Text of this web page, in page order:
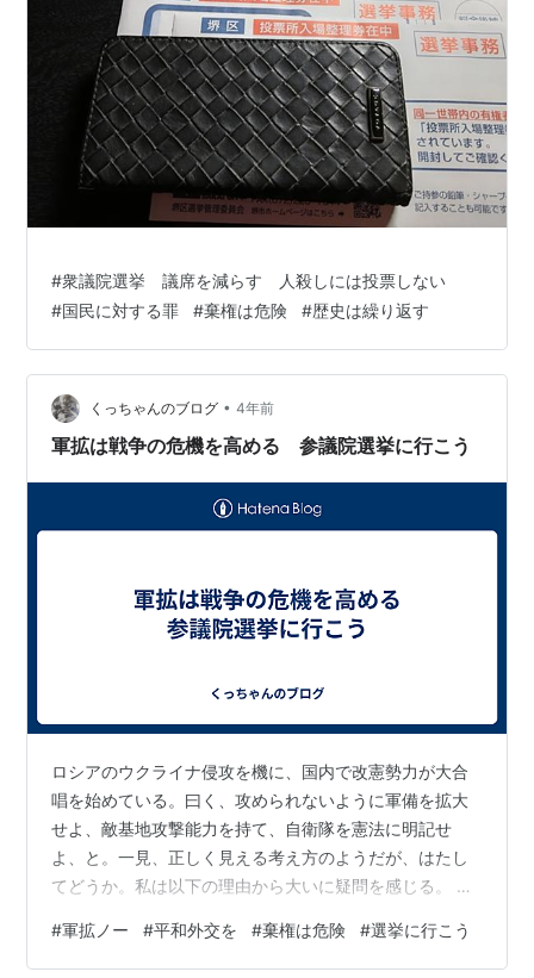
#衆議院選挙 議席を減らす 人殺しには投票しない
#国民に対する罪 #棄権は危険 #歴史は繰り返す
くっちゃんのブログ • 4年前
軍拡は戦争の危機を高める 参議院選挙に行こう
ロシアのウクライナ侵攻を機に、国内で改憲勢力が大合
唱を始めている。曰く、攻められないように軍備を拡大
せよ、敵基地攻撃能力を持て、自衛隊を憲法に明記せ
よ、と。一見、正しく見える考え方のようだが、はたし
てどうか。私は以下の理由から大いに疑問を感じる。 ５
り、必要最小限度の実力は備えているのではないのか。
ＧＤＰの２％まで増額すれば、世界第３位の防衛費とな
#軍拡ノー #平和外交を #棄権は危険 #選挙に行こう